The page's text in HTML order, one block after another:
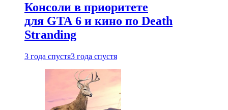
Консоли в приоритете
для GTA 6 и кино по Death
Stranding
3 года спустя3 года спустя